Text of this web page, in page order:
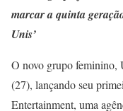
marcar a quinta
Unis’
O novo grupo feminino,
(27), lançando seu
Entertainment, uma